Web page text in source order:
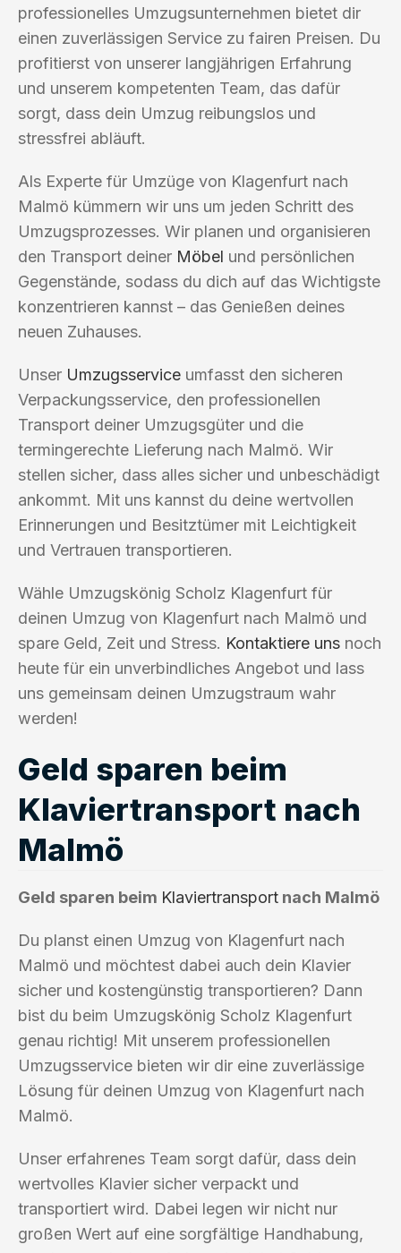
professionelles Umzugsunternehmen bietet dir
einen zuverlässigen Service zu fairen Preisen. Du
profitierst von unserer langjährigen Erfahrung
und unserem kompetenten Team, das dafür
sorgt, dass dein Umzug reibungslos und
stressfrei abläuft.
Als Experte für Umzüge von Klagenfurt nach
Malmö kümmern wir uns um jeden Schritt des
Umzugsprozesses. Wir planen und organisieren
den Transport deiner Möbel und persönlichen
Gegenstände, sodass du dich auf das Wichtigste
konzentrieren kannst – das Genießen deines
neuen Zuhauses.
Unser Umzugsservice umfasst den sicheren
Verpackungsservice, den professionellen
Transport deiner Umzugsgüter und die
termingerechte Lieferung nach Malmö. Wir
stellen sicher, dass alles sicher und unbeschädigt
ankommt. Mit uns kannst du deine wertvollen
Erinnerungen und Besitztümer mit Leichtigkeit
und Vertrauen transportieren.
Wähle Umzugskönig Scholz Klagenfurt für
deinen Umzug von Klagenfurt nach Malmö und
spare Geld, Zeit und Stress. Kontaktiere uns noch
heute für ein unverbindliches Angebot und lass
uns gemeinsam deinen Umzugstraum wahr
werden!
Geld sparen beim
Klaviertransport nach
Malmö
Geld sparen beim Klaviertransport nach Malmö
Du planst einen Umzug von Klagenfurt nach
Malmö und möchtest dabei auch dein Klavier
sicher und kostengünstig transportieren? Dann
bist du beim Umzugskönig Scholz Klagenfurt
genau richtig! Mit unserem professionellen
Umzugsservice bieten wir dir eine zuverlässige
Lösung für deinen Umzug von Klagenfurt nach
Malmö.
Unser erfahrenes Team sorgt dafür, dass dein
wertvolles Klavier sicher verpackt und
transportiert wird. Dabei legen wir nicht nur
großen Wert auf eine sorgfältige Handhabung,